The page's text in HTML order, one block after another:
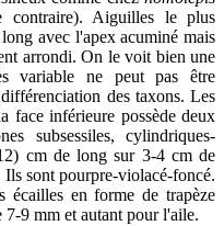
contraire). Aiguilles le plus
avec l'apex acuminé mais
arrondi. On le voit bien une
variable ne peut pas être
des taxons. Les
face inférieure possède deux
subsessiles, cylindriques-
cm de long sur 3-4 cm de
sont pourpre-violacé-foncé.
écailles en forme de trapèze
9 mm et autant pour l'aile.